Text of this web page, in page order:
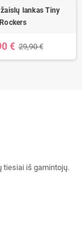
lankas Tiny
Rockers
€ 29,90 €
tiesiai iš gamintojų.